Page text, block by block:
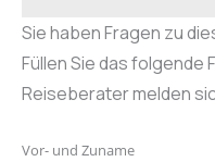
Sie haben Fragen zu
Füllen Sie das folgende
Reiseberater melden
Vor- und Zuname